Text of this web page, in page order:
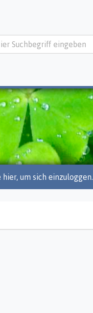
um sich einzuloggen.